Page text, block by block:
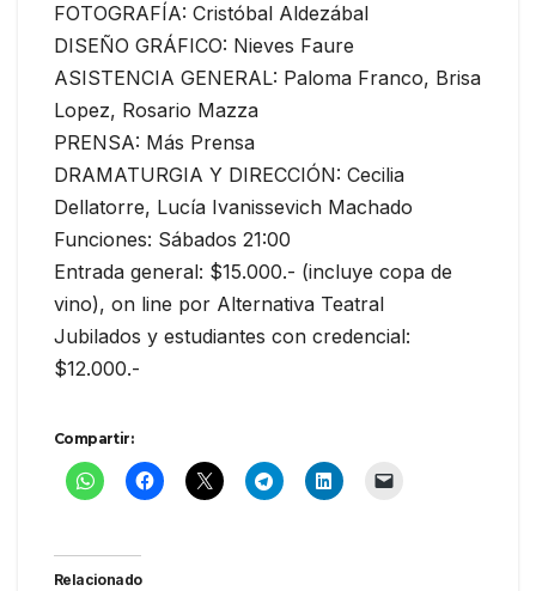
FOTOGRAFÍA: Cristóbal Aldezábal
DISEÑO GRÁFICO: Nieves Faure
ASISTENCIA GENERAL: Paloma Franco, Brisa
Lopez, Rosario Mazza
PRENSA: Más Prensa
DRAMATURGIA Y DIRECCIÓN: Cecilia
Dellatorre, Lucía Ivanissevich Machado
Funciones: Sábados 21:00
Entrada general: $15.000.- (incluye copa de
vino), on line por Alternativa Teatral
Jubilados y estudiantes con credencial:
$12.000.-
Compartir:
Relacionado